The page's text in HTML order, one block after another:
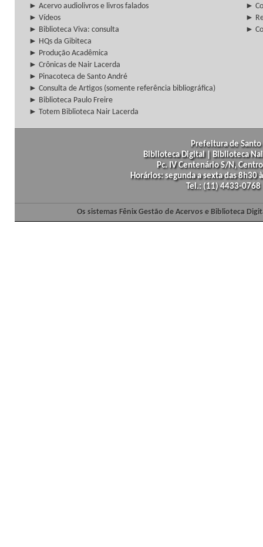
► Acervo audiolivros e livros falados
►
► Vídeos
►
► Biblioteca Viva: consulta
►
► HQs da Gibiteca
► Produção Acadêmica
► Crônicas de Nair Lacerda
► Pinacoteca de Santo André
► Consulta de Artigos (somente referência bibliográfica)
► Biblioteca Paulo Freire
► Totem Biblioteca Nair Lacerda
Prefeitura de
Biblioteca Digital | Biblioteca
Pc. IV Centenário S/N,
Horários: segunda a sexta das
Tel.: (11) 4433-
Os sistemas Fênix Gestão de Acervos e Biblioteca